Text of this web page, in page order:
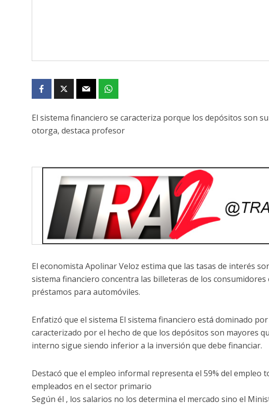
El sistema financiero se caracteriza porque los depósitos son
otorga, destaca profesor
El economista Apolinar Veloz estima que las tasas de interés
sistema financiero concentra las billeteras de los
préstamos para automóviles.
Enfatizó que el sistema El sistema financiero está dominado
caracterizado por el hecho de que los depósitos son mayores
interno sigue siendo inferior a la inversión que debe financiar.
Destacó que el empleo informal representa el 59% del empleo
empleados en el sector primario
Según él , los salarios no los determina el mercado sino el